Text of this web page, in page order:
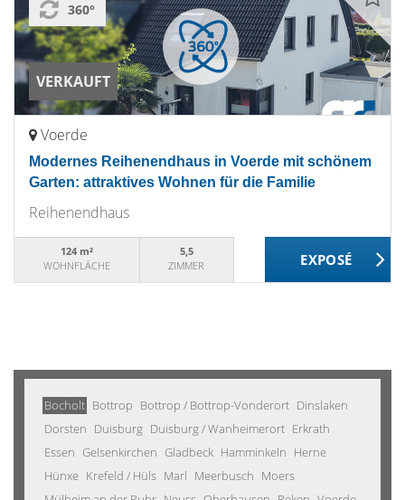
VERKAUFT
360°
Voerde
Modernes Reihenendhaus in Voerde mit schönem
Garten: attraktives Wohnen für die Familie
Reihenendhaus
124 m²
WOHNFLÄCHE
5,5
ZIMMER
Bocholt Bottrop Bottrop / Bottrop-Vonderort Dinslaken
Dorsten Duisburg Duisburg / Wanheimerort Erkrath
Essen Gelsenkirchen Gladbeck Hamminkeln Herne
Hünxe Krefeld / Hüls Marl Meerbusch Moers